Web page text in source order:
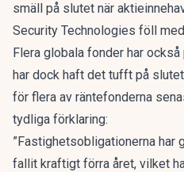
smäll på slutet när
Security Technologies föll
Flera globala fonder har
har dock haft det tufft på
för flera av räntefonderna
tydliga förklaring:
”Fastighetsobligationerna
fallit kraftigt förra året, vilket